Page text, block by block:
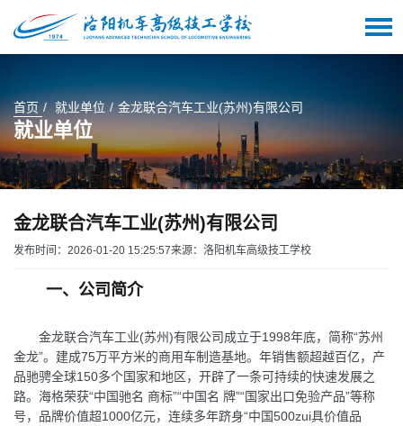
首页 就业单位 金龙联合汽车工业(苏州)有限公司
就业单位
金龙联合汽车工业(苏州)有限公司
发布时间：2026-01-20 15:25:57来源：洛阳机车高级技工学校
一、公司简介
金龙联合汽车工业(苏州)有限公司成立于1998年底，简称“苏州
金龙”。建成75万平方米的商用车制造基地。年销售额超越百亿，产
品驰骋全球150多个国家和地区，开辟了一条可持续的快速发展之
路。海格荣获“中国驰名 商标”“中国名 牌”“国家出口免验产品”等称
号，品牌价值超1000亿元，连续多年跻身“中国500zui具价值品